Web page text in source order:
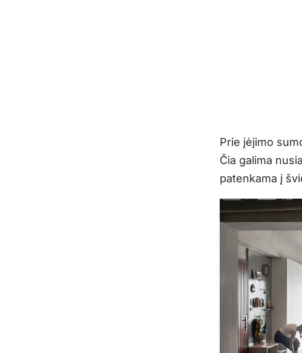
Prie įėjimo
Čia galima
patenkama į